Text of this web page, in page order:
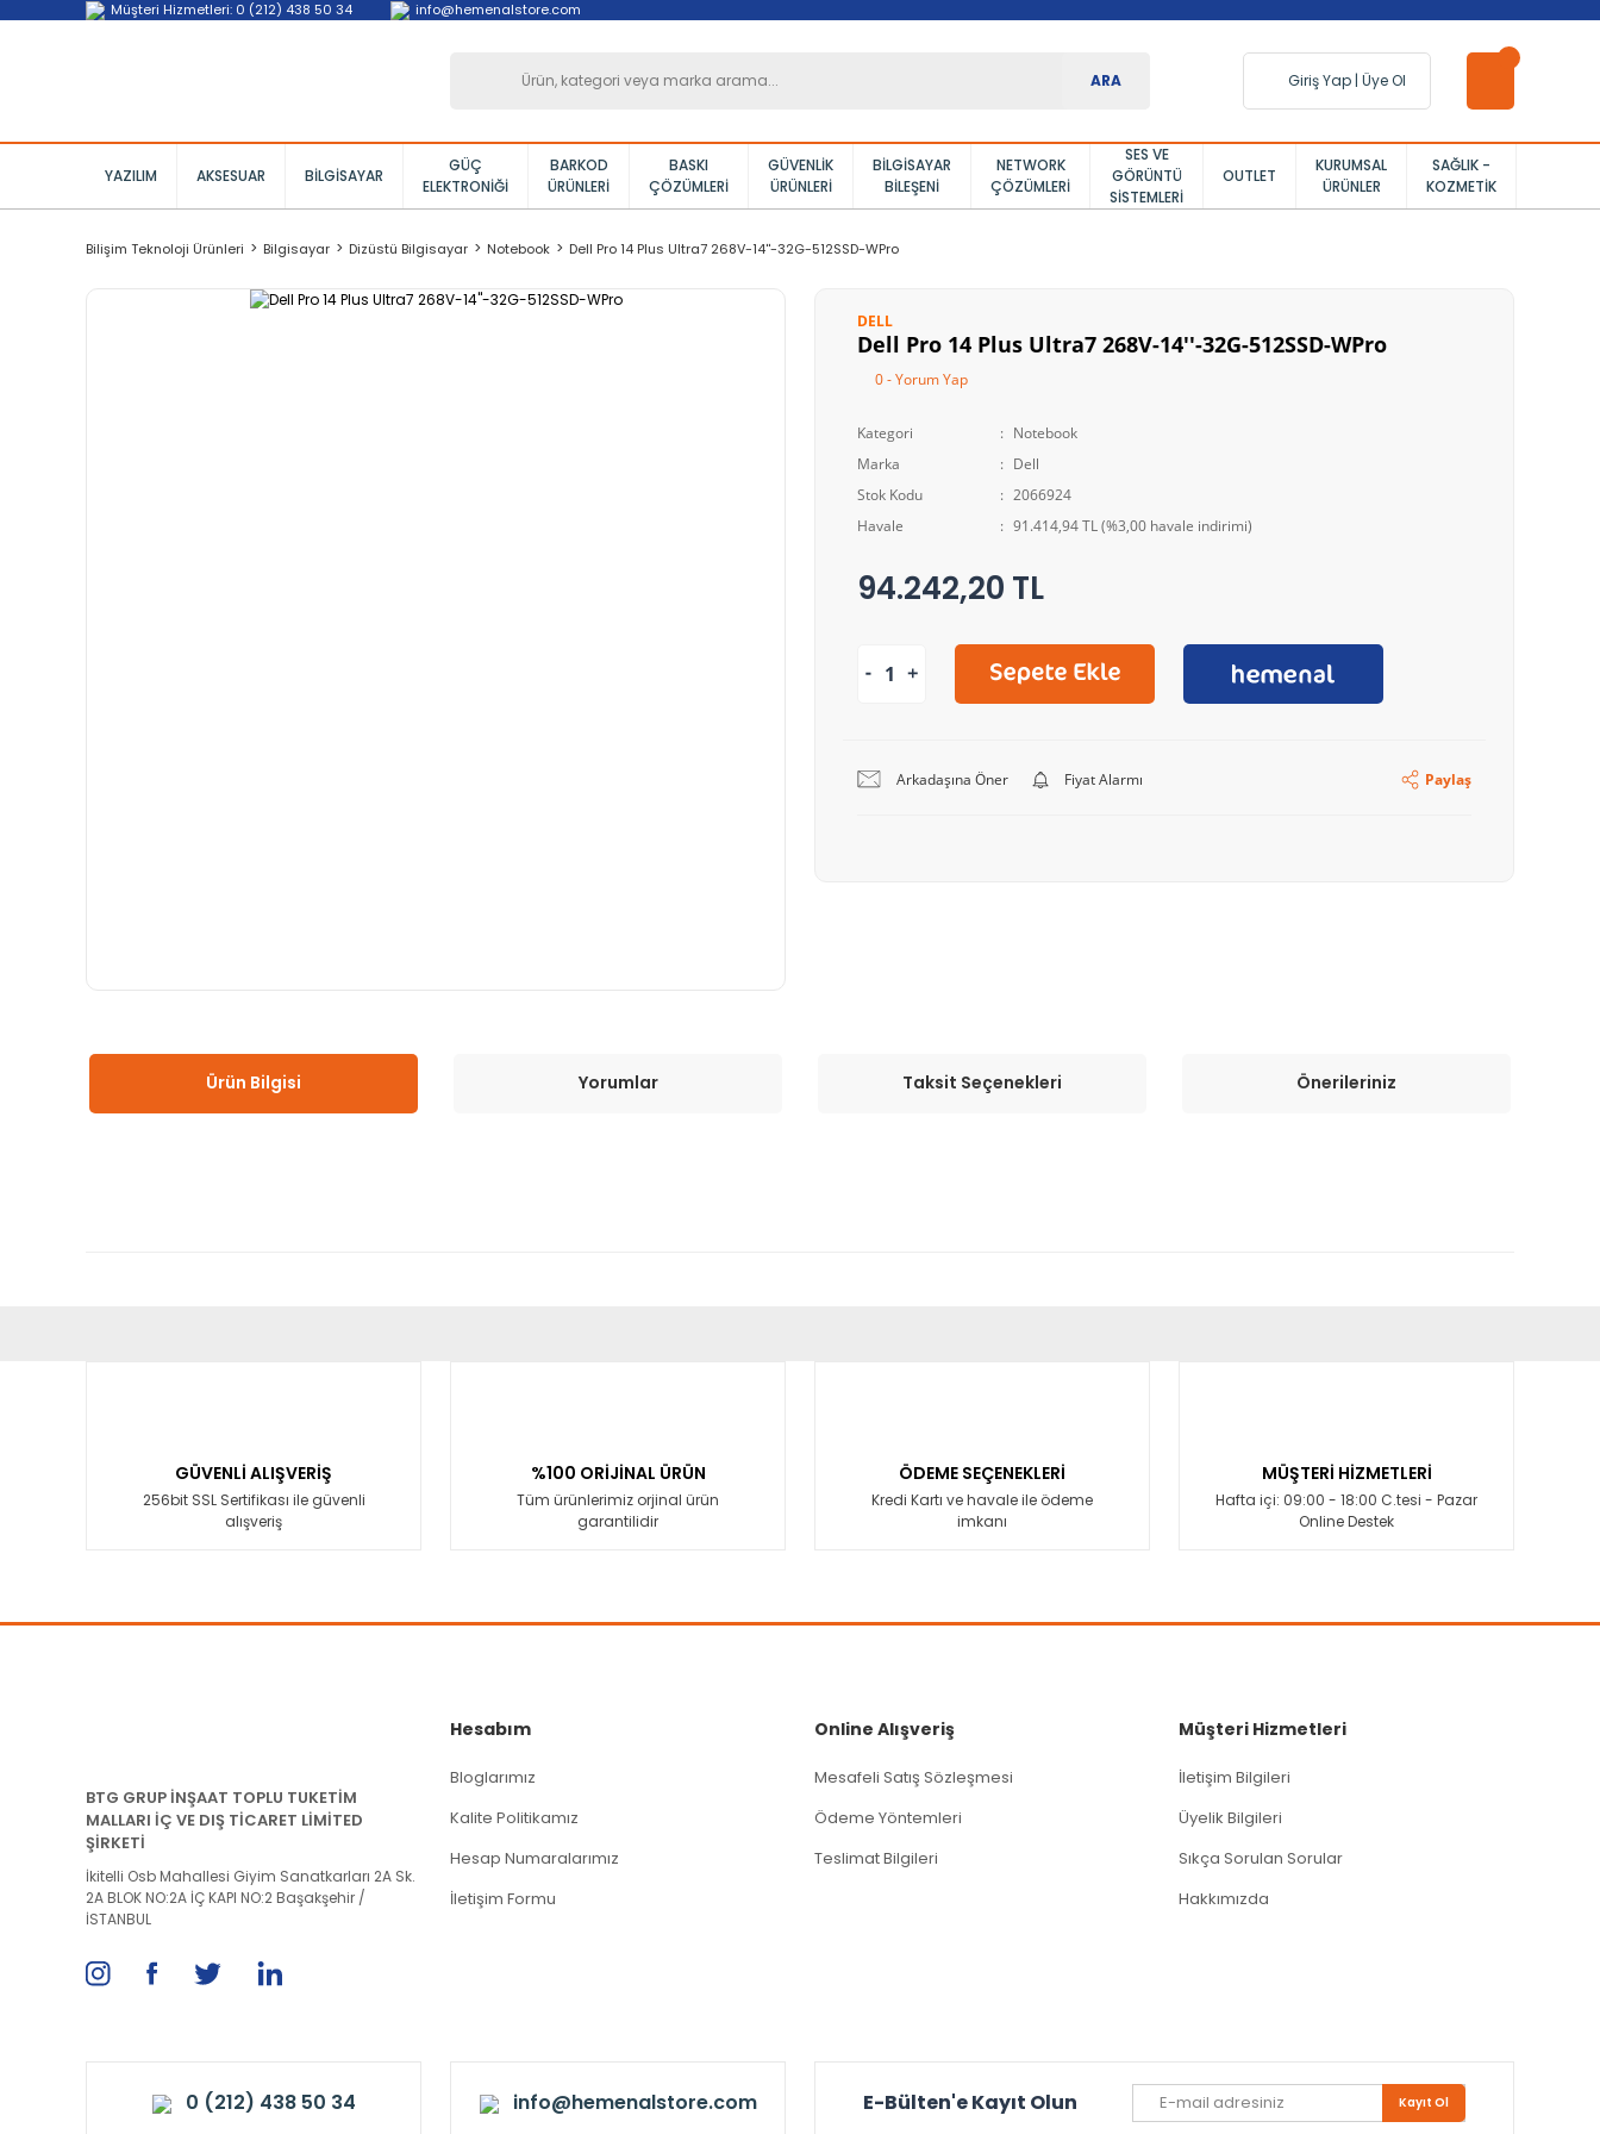
Müşteri Hizmetleri: 0 (212) 438 50 34 info@hemenalstore.com
ARA Giriş Yap | Üye Ol
YAZILIM AKSESUAR BILGISAYAR
GÜÇ
ELEKTRONIĞI
BARKOD
ÜRÜNLERI
BASKI
ÇÖZÜMLERI
GÜVENLIK
ÜRÜNLERI
BILGISAYAR
BILEŞENI
NETWORK
ÇÖZÜMLERI
SES VE
GÖRÜNTÜ
SISTEMLERI
OUTLET
KURUMSAL
ÜRÜNLER
SAĞLIK -
KOZMETIK
Bilişim Teknoloji Ürünleri Bilgisayar Dizüstü Bilgisayar Notebook Dell Pro 14 Plus Ultra7 268V-14''-32G-512SSD-WPro
DELL
Dell Pro 14 Plus Ultra7 268V-14''-32G-512SSD-WPro
0 - Yorum Yap
Kategori
Notebook
Marka
Dell
Stok Kodu
2066924
Havale
91.414,94 TL (%3,00 havale indirimi)
94.242,20 TL
Arkadaşına Öner Fiyat Alarmı Paylaş
Ürün Bilgisi Yorumlar Taksit Seçenekleri Önerileriniz
Ürün bilgilerinde hatalar bulunuyor.
Ürün fiyatı diğer sitelerden daha pahalı.
GÜVENLİ ALIŞVERİŞ
256bit SSL Sertifikası ile güvenli
alışveriş
%100 ORİJİNAL ÜRÜN
Tüm ürünlerimiz orjinal ürün
garantilidir
ÖDEME SEÇENEKLERİ
Kredi Kartı ve havale ile ödeme
imkanı
MÜŞTERİ HİZMETLERİ
Hafta içi: 09:00 - 18:00 C.tesi - Pazar
Online Destek
BTG GRUP İNŞAAT TOPLU TUKETİM
MALLARI İÇ VE DIŞ TİCARET LİMİTED
ŞİRKETİ
İkitelli Osb Mahallesi Giyim Sanatkarları 2A Sk.
2A BLOK NO:2A İÇ KAPI NO:2 Başakşehir /
İSTANBUL
Hesabım
Bloglarımız
Kalite Politikamız
Hesap Numaralarımız
İletişim Formu
Online Alışveriş
Mesafeli Satış Sözleşmesi
Ödeme Yöntemleri
Teslimat Bilgileri
Müşteri Hizmetleri
İletişim Bilgileri
Üyelik Bilgileri
Sıkça Sorulan Sorular
Hakkımızda
0 (212) 438 50 34 info@hemenalstore.com E-Bülten'e Kayıt Olun Kayıt Ol